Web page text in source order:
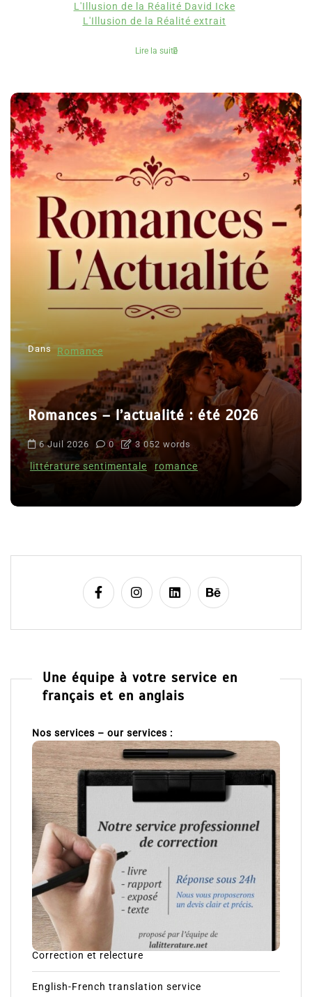
L'Illusion de la Réalité David Icke
L'Illusion de la Réalité extrait
Lire la suite
Dans Romance
Romances – l’actualité : été 2026
6 Juil 2026 0 3 052 words
littérature sentimentale romance
Une équipe à votre service en
français et en anglais
Nos services – our services :
Correction et relecture
English-French translation service